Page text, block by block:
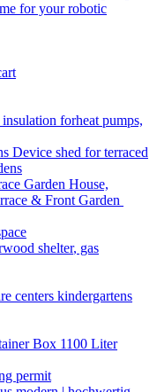
for your robotic
insulation forheat pumps,
Device shed for terraced
Garden House,
& Front Garden
shelter, gas
centers kindergartens
Box 1100 Liter
permit